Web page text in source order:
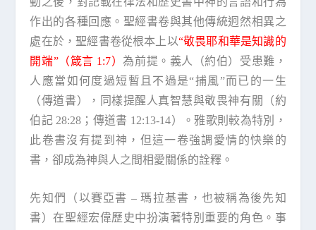
作出的各種回應。聖經書卷與其他傳統迥然相異之
處在於，聖經書卷從根本上以“敬畏耶和華是知識的
開端”（箴言 1:7）為前提。義人（約伯）受患難，
人應當如何度過短暫且不過是“捕風”而已的一生
（傳道書），同樣提醒人真智慧與敬畏神有關（約
伯記 28:28；傳道書 12:13-14）。雅歌則較為特別，
此卷書沒有提到神，但這一卷強調愛情的快樂的
書，卻成為神與人之間相愛關係的詮釋。
先知們（以賽亞書 – 瑪拉基書，也被稱為後先知
書）在聖經宏偉歷史中扮演著特別重要的角色。事